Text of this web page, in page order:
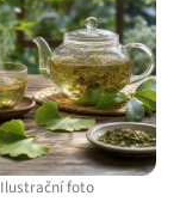
Ilustrační foto